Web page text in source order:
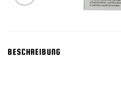
BESCHREIBUNG